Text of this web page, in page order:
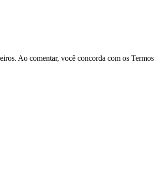
Ao comentar, você concorda com os Termos